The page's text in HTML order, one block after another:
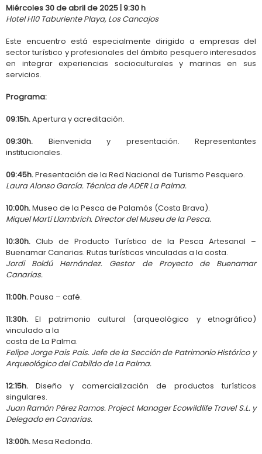
Miércoles 30 de abril de 2025 | 9:30 h
Hotel H10 Taburiente Playa, Los Cancajos
Este encuentro está especialmente dirigido a empresas del
sector turístico y profesionales del ámbito pesquero interesados
en integrar experiencias socioculturales y marinas en sus
servicios.
Programa:
09:15h.Apertura y acreditación.
09:30h. Bienvenida y presentación. Representantes
institucionales.
09:45h.Presentación de la Red Nacional de Turismo Pesquero.
Laura Alonso García. Técnica de ADER La Palma.
10:00h.Museo de la Pesca de Palamós (Costa Brava).
Miquel Martí Llambrich. Director del Museu de la Pesca.
10:30h. Club de Producto Turístico de la Pesca Artesanal –
Buenamar Canarias. Rutas turísticas vinculadas a la costa.
Jordi Boldú Hernández. Gestor de Proyecto de Buenamar
Canarias.
11:00h.Pausa – café.
11:30h. El patrimonio cultural (arqueológico y etnográfico)
vinculado a la
costa de La Palma.
Felipe Jorge Pais Pais. Jefe de la Sección de Patrimonio Histórico y
Arqueológico del Cabildo de La Palma.
12:15h. Diseño y comercialización de productos turísticos
singulares.
Juan Ramón Pérez Ramos. Project Manager Ecowildlife Travel S.L. y
Delegado en Canarias.
13:00h.Mesa Redonda.